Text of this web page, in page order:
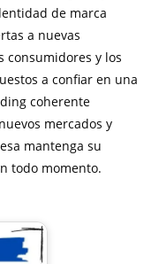
de marca
a nuevas
consumidores y los
a confiar en una
coherente
mercados y
mantenga su
todo momento.